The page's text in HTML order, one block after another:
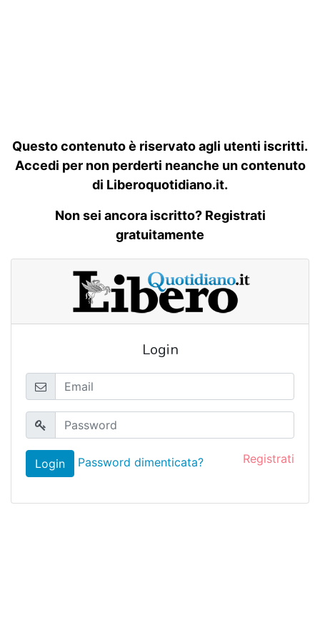
Questo contenuto è riservato agli utenti iscritti.
Accedi per non perderti neanche un contenuto
di Liberoquotidiano.it.
Non sei ancora iscritto? Registrati
gratuitamente
Login
Login Password dimenticata? Registrati